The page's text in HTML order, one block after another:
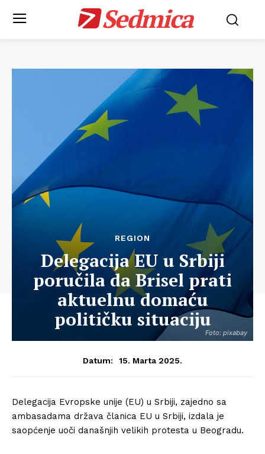
Sedmica
Foto: pixabay
REGION
Delegacija EU u Srbiji
poručila da Brisel prati
aktuelnu domaću
političku situaciju
Datum: 15. Marta 2025.
Delegacija Evropske unije (EU) u Srbiji, zajedno sa
ambasadama država članica EU u Srbiji, izdala je
saopćenje uoči današnjih velikih protesta u Beogradu.